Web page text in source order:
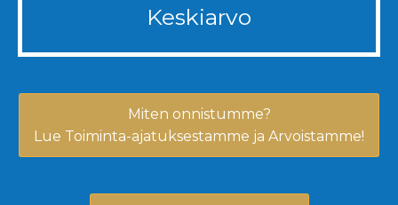
Keskiarvo
Miten onnistumme?
Lue Toiminta-ajatuksestamme ja Arvoistamme!